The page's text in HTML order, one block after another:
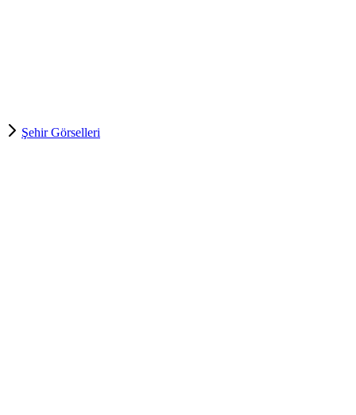
Şehir Görselleri